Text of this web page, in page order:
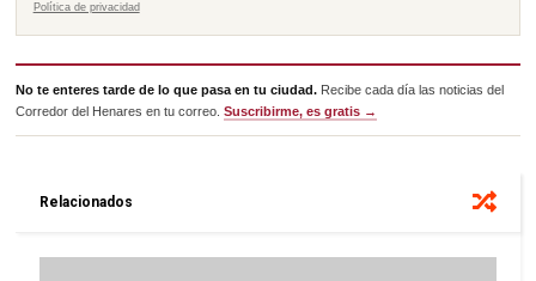
Política de privacidad
No te enteres tarde de lo que pasa en tu ciudad. Recibe cada día las noticias del
Corredor del Henares en tu correo.Suscribirme, es gratis →
Relacionados